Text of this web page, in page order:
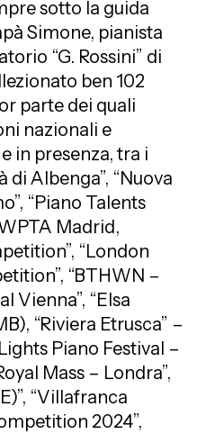
sotto la guida
Simone, pianista
“G. Rossini” di
ben 102
parte dei quali
nazionali e
in presenza, tra i
Albenga”, “Nuova
“Piano Talents
WPTA Madrid,
“London
“BTHWN –
Vienna”, “Elsa
“Riviera Etrusca” –
Piano Festival –
Mass – Londra”,
“Villafranca
2024”,